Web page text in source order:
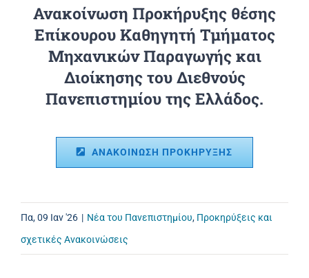
Ανακοίνωση Προκήρυξης θέσης
Επίκουρου Καθηγητή Τμήματος
Μηχανικών Παραγωγής και
Διοίκησης του Διεθνούς
Πανεπιστημίου της Ελλάδος.
ΑΝΑΚΟΙΝΩΣΗ ΠΡΟΚΗΡΥΞΗΣ
Πα, 09 Ιαν '26 | Νέα του Πανεπιστημίου, Προκηρύξεις και
σχετικές Ανακοινώσεις